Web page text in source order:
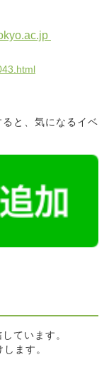
と、気になるイベ
ています。
ます。